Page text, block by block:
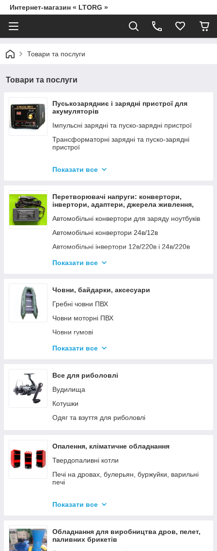
Интернет-магазин « LTORG »
Товари та послуги
Товари та послуги
Пуськозарядниє і зарядні пристрої для
акумуляторів
Імпульсні зарядні та пуско-зарядні пристрої
Трансформаторні зарядні та пуско-зарядні
пристрої
Показати все
Перетворювачі напруги: конвертори,
інвертори, адаптери, джерела живлення,
Автомобільні конвертори для заряду ноутбуків
Автомобільні конвертори 24в/12в
Автомобільні інвертори 12в/220в і 24в/220в
Вольтметры
Показати все
Човни, байдарки, аксесуари
Гребні човни ПВХ
Човни моторні ПВХ
Човни гумові
Надувні байдарки
Тюбінг
Страхувальні жилети
Човники ΩMega
Лодки Grif boat
Показати все
Все для риболовлі
Вудилища
Котушки
Одяг та взуття для риболовлі
Опалення, кліматичне обладнання
Твердопаливні котли
Печі на дровах, булерьян, буржуйки, варильні
печі
Котли електричні
Показати все
Обладнання для виробництва дров, пелет,
паливних брикетів